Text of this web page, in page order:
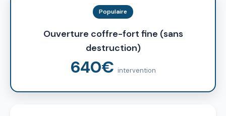
Populaire
Ouverture coffre-fort fine (sans
destruction)
640€ intervention